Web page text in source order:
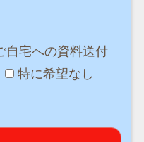
自宅への資料送付
特に希望なし